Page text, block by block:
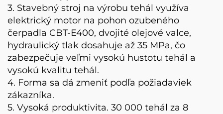
3. Stavebný stroj na výrobu tehál využíva
elektrický motor na pohon ozubeného
čerpadla CBT-E400, dvojité olejové valce,
hydraulický tlak dosahuje až 35 MPa, čo
zabezpečuje veľmi vysokú hustotu tehál a
vysokú kvalitu tehál.
4. Forma sa dá zmeniť podľa požiadaviek
zákazníka.
5. Vysoká produktivita. 30 000 tehál za 8